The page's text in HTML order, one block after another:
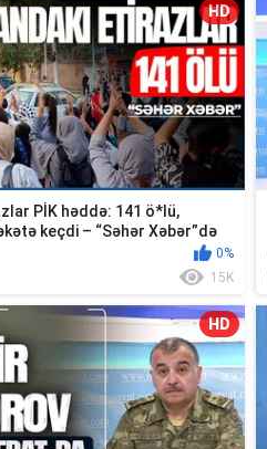
HD
PİK həddə: 141 ö*lü,
keçdi – “Səhər Xəbər”də
0%
15K
HD